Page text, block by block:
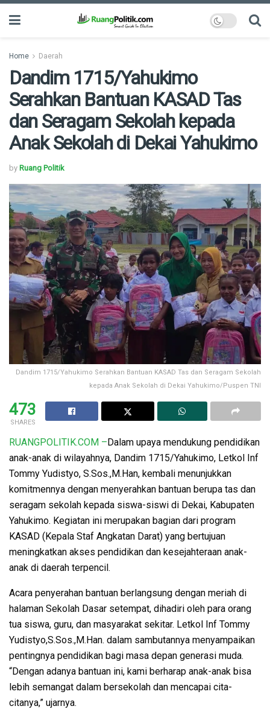
Home Daerah
Dandim 1715/Yahukimo
Serahkan Bantuan KASAD Tas
dan Seragam Sekolah kepada
Anak Sekolah di Dekai Yahukimo
by Ruang Politik
Dandim 1715/Yahukimo Serahkan Bantuan KASAD Tas dan Seragam Sekolah
kepada Anak Sekolah di Dekai Yahukimo/Puspen TNI
473
SHARES
RUANGPOLITIK.COM –Dalam upaya mendukung pendidikan
anak-anak di wilayahnya, Dandim 1715/Yahukimo, Letkol Inf
Tommy Yudistyo, S.Sos.,M.Han, kembali menunjukkan
komitmennya dengan menyerahkan bantuan berupa tas dan
seragam sekolah kepada siswa-siswi di Dekai, Kabupaten
Yahukimo. Kegiatan ini merupakan bagian dari program
KASAD (Kepala Staf Angkatan Darat) yang bertujuan
meningkatkan akses pendidikan dan kesejahteraan anak-
anak di daerah terpencil.
Acara penyerahan bantuan berlangsung dengan meriah di
halaman Sekolah Dasar setempat, dihadiri oleh para orang
tua siswa, guru, dan masyarakat sekitar. Letkol Inf Tommy
Yudistyo,S.Sos.,M.Han. dalam sambutannya menyampaikan
pentingnya pendidikan bagi masa depan generasi muda.
“Dengan adanya bantuan ini, kami berharap anak-anak bisa
lebih semangat dalam bersekolah dan mencapai cita-
citanya,” ujarnya.